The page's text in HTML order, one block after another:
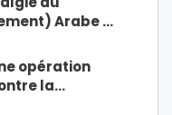
Arabe …
opération
la…